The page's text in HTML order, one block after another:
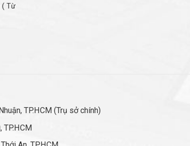
( Từ
TP.HCM (Trụ sở chính)
TP.HCM